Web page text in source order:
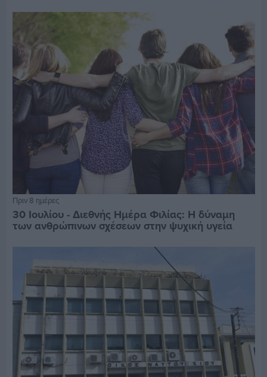
Πριν 8 ημέρες
30 Ιουλίου - Διεθνής Ημέρα Φιλίας: Η δύναμη
των ανθρώπινων σχέσεων στην ψυχική υγεία